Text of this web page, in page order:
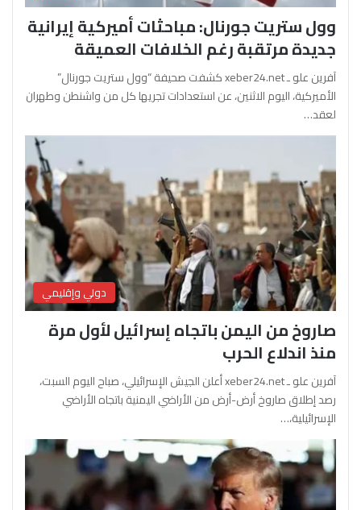
وول ستريت جورنال: مباحثات أميركية إيرانية
جديدة مرتقبة رغم الخلافات العميقة
آفرين علو ـ xeber24.net كشفت صحيفة “وول ستريت جورنال”
الأميركية، اليوم الاثنين، عن استعدادات تجريها كل من واشنطن وطهران
لعقد…
دولي وإقليمي
صاروخ من اليمن باتجاه إسرائيل لأول مرة
منذ اندلاع الحرب
آفرين علو ـ xeber24.net أعلن الجيش الإسرائيلي، صباح اليوم السبت،
رصد إطلاق صاروخ أرض-أرض من الأراضي اليمنية باتجاه الأراضي
الإسرائيلية،…